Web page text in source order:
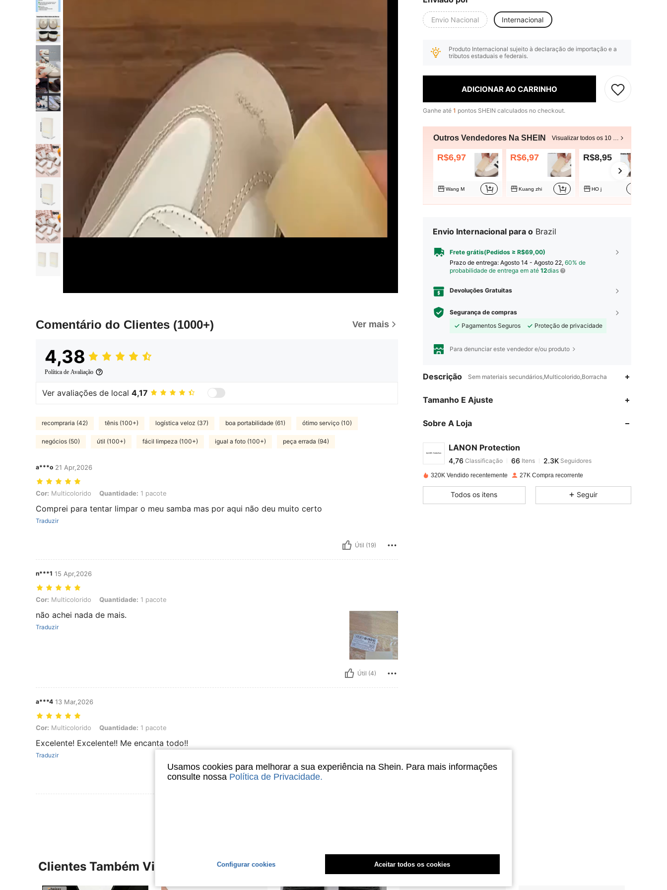
Comentário do Clientes (1000+) Ver mais
4,38
Política de Avaliação
Ver avaliações de local 4,17
recompraria (42) tênis (100+) logística veloz (37) boa portabilidade (61) ótimo serviço (10)
negócios (50) útil (100+) fácil limpeza (100+) igual a foto (100+) peça errada (94)
a***o 21 Apr,2026
Cor: Multicolorido, Quantidade: 1 pacote
Cor: Multicolorido Quantidade: 1 pacote
Comprei para tentar limpar o meu samba mas por aqui não deu muito certo
Traduzir
Útil (19)
n***1 15 Apr,2026
Cor: Multicolorido, Quantidade: 1 pacote
Cor: Multicolorido Quantidade: 1 pacote
não achei nada de mais.
Traduzir
Útil (4)
a***4 13 Mar,2026
Cor: Multicolorido, Quantidade: 1 pacote
Cor: Multicolorido Quantidade: 1 pacote
Excelente! Excelente!! Me encanta todo!!
Traduzir
Envio Nacional Internacional
Produto Internacional sujeito à declaração de importação e a
tributos estaduais e federais.
ADICIONAR AO CARRINHO
Ganhe até 1 pontos SHEIN calculados no checkout.
Outros Vendedores Na SHEIN Visualizar todos os 10 vendedores
R$6,97
Wang M
R$6,97
Kuang zhi
R$8,95
HO j
Envio Internacional para o Brazil
Frete grátis(Pedidos ≥ R$69,00)
Prazo de entrega: Agosto 14 - Agosto 22, 60% de
probabilidade de entrega em até 12dias
Devoluções Gratuitas
Segurança de compras
Pagamentos Seguros
Proteção de privacidade
Para denunciar este vendedor e/ou produto
Descrição Sem materiais secundários,Multicolorido,Borracha
Tamanho E Ajuste
Sobre A Loja
LANON Protection
4,76
b***zpago 23 horas atrás
320K Vendido recentemente 27K Compra recorrente
Todos os itens Seguir
Clientes Também Visitaram
Usamos cookies para melhorar a sua experiência na Shein. Para mais informações
consulte nossa Política de Privacidade.
Configurar cookies Aceitar todos os cookies